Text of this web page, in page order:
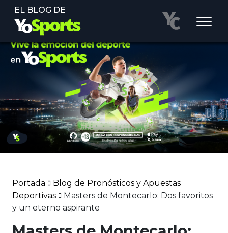
EL BLOG DE
Portada
Blog de Pronósticos y Apuestas
Deportivas
Masters de Montecarlo: Dos favoritos
y un eterno aspirante